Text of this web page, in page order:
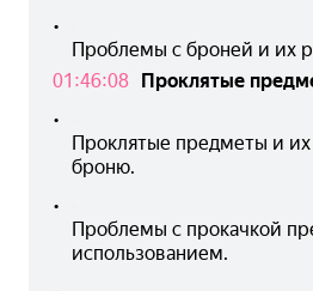
Проблемы с броней и их
01:46:08 Проклятые
Проклятые предметы и
броню.
Проблемы с прокачкой
использованием.